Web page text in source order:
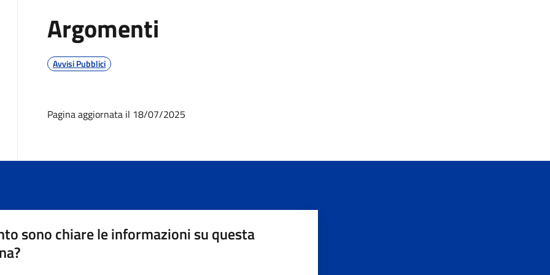
Argomenti
Avvisi Pubblici
Pagina aggiornata il 18/07/2025
sono chiare le informazioni su questa